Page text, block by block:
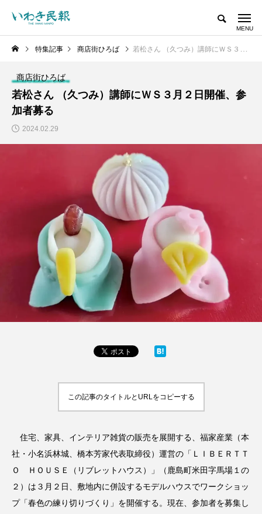
特集記事 商店街ひろば 若松さん （久つみ）講師にＷＳ３月２日開催、参加者募る
商店街ひろば
若松さん （久つみ）講師にＷＳ３月２日開催、参
加者募る
2024.02.29
この記事のタイトルとURLをコピーする
住宅、家具、インテリア雑貨の販売を展開する、福家産業（本
社・小名浜林城、橋本芳家代表取締役）運営の「ＬＩＢＥＲＴＴ
Ｏ ＨＯＵＳＥ（リブレットハウス）」（鹿島町米田字馬場１の
２）は３月２日、敷地内に併設するモデルハウスでワークショッ
プ「春色の練り切りづくり」を開催する。現在、参加者を募集し